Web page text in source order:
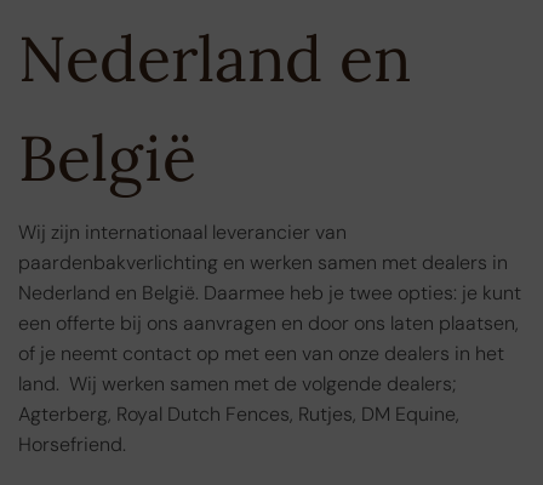
Nederland en
België
Wij zijn internationaal leverancier van
paardenbakverlichting en werken samen met dealers in
Nederland en België. Daarmee heb je twee opties: je kunt
een offerte bij ons aanvragen en door ons laten plaatsen,
of je neemt contact op met een van onze dealers in het
land. Wij werken samen met de volgende dealers;
Agterberg, Royal Dutch Fences, Rutjes, DM Equine,
Horsefriend.